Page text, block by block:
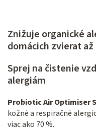
Znižuje organické
domácich zvierat až
Sprej na čistenie
alergiám
Probiotic Air Optimiser
kožné a respiračné
viac ako 70 %.